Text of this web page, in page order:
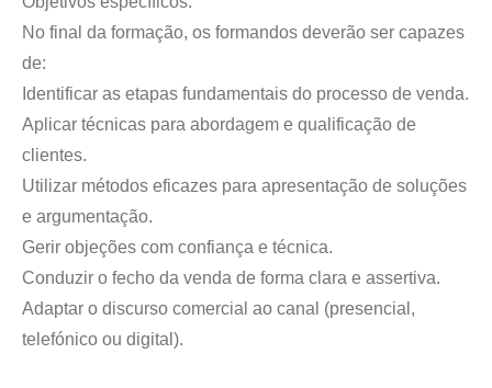
No final da formação, os formandos deverão ser capazes
de:
Identificar as etapas fundamentais do processo de venda.
Aplicar técnicas para abordagem e qualificação de
clientes.
Utilizar métodos eficazes para apresentação de soluções
e argumentação.
Gerir objeções com confiança e técnica.
Conduzir o fecho da venda de forma clara e assertiva.
Adaptar o discurso comercial ao canal (presencial,
telefónico ou digital).